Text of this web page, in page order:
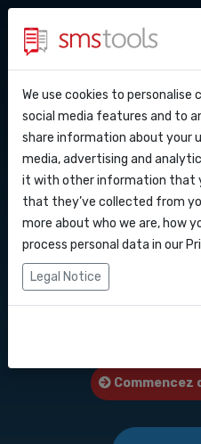
API Docs
Webhooks
Intégrations
Zapier
Pourquoi smstools ?
Blog
Service level
Contact
Demander une offre
Envoyer
masse
Logiciel de
d'API SMS pour
Commencez
We use cookies to
social media features and to
share information about your
media, advertising and
it with other information that
that they’ve collected from
more about who we are, how
process personal data in our
Legal Notice